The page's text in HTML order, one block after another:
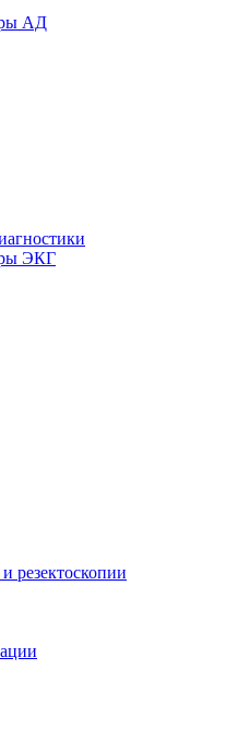
АД
ЭКГ
резектоскопии